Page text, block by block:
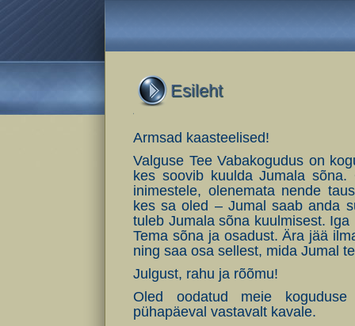
Esileht
‘
Armsad kaasteelised!
Valguse Tee Vabakogudus on
kes soovib kuulda Jumala
inimestele, olenemata nende
kes sa oled – Jumal saab anda
tuleb Jumala sõna kuulmisest.
Tema sõna ja osadust. Ära jää
ning saa osa sellest, mida Jumal
Julgust, rahu ja rõõmu!
Oled oodatud meie
pühapäeval vastavalt kavale.